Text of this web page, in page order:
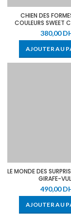
CHIEN DES
COULEURS SWEET
JANOD
380,00
AJOUTER AU
LE MONDE DES
GIRAFE-
490,00
AJOUTER AU